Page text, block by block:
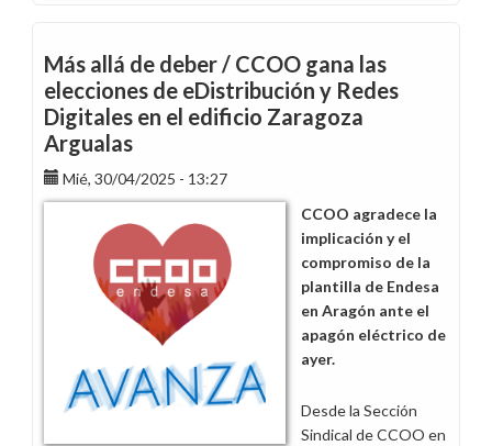
modificación
en
la
flexibilidad
los
horarios
de
jornada
continua
de
Aragón
Más allá de deber / CCOO gana las
elecciones de eDistribución y Redes
Digitales en el edificio Zaragoza
Argualas
Mié, 30/04/2025 - 13:27
CCOO agradece la
implicación y el
compromiso de la
plantilla de Endesa
en Aragón ante el
apagón eléctrico de
ayer.
Desde la Sección
Sindical de CCOO en